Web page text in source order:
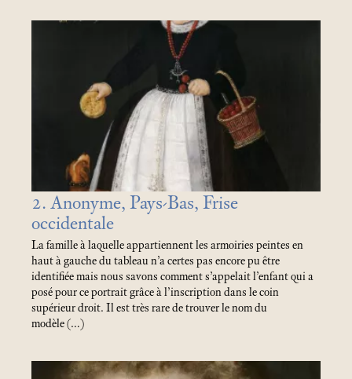
2. Anonyme, Pays-Bas, Frise
occidentale
La famille à laquelle appartiennent les armoiries peintes en
haut à gauche du tableau n’a certes pas encore pu être
identifiée mais nous savons comment s’appelait l’enfant qui a
posé pour ce portrait grâce à l’inscription dans le coin
supérieur droit. Il est très rare de trouver le nom du
modèle (…)